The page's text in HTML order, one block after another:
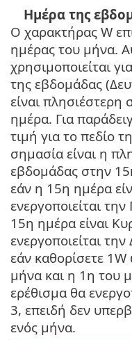
Ημέρα της
Ο χαρακτήρας W
ημέρας του μήνα.
χρησιμοποιείται
της εβδομάδας
είναι πλησιέστερη
ημέρα. Για
τιμή για το πεδίο
σημασία είναι η
εβδομάδας στην
εάν η 15η ημέρα
ενεργοποιείται
15η ημέρα είναι
ενεργοποιείται
εάν καθορίσετε
μήνα και η 1η του
ερέθισμα θα
3, επειδή δεν
ενός μήνα.